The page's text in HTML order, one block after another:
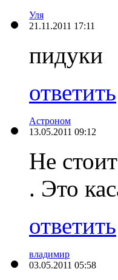
Уля
21.11.2011 17:11
пидуки
ответить
Астроном
13.05.2011 09:12
Не
. Это
ответить
владимир
03.05.2011 05:58